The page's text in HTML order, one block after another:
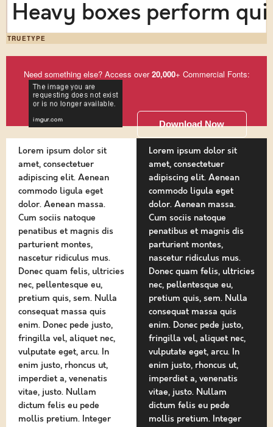
Heavy boxes perform
TRUETYPE
Need something else? Access over20,000+ Commercial Fonts:
Download Now
Lorem ipsum dolor sit
amet, consectetuer
adipiscing elit. Aenean
commodo ligula eget
dolor. Aenean massa.
Cum sociis natoque
penatibus et magnis dis
parturient montes,
nascetur ridiculus mus.
Donec quam felis, ultricies
nec, pellentesque eu,
pretium quis, sem. Nulla
consequat massa quis
enim. Donec pede justo,
fringilla vel, aliquet nec,
vulputate eget, arcu. In
enim justo, rhoncus ut,
imperdiet a, venenatis
vitae, justo. Nullam
dictum felis eu pede
mollis pretium. Integer
Lorem ipsum dolor sit
amet, consectetuer
adipiscing elit. Aenean
commodo ligula eget
dolor. Aenean massa.
Cum sociis natoque
penatibus et magnis dis
parturient montes,
nascetur ridiculus mus.
Donec quam felis, ultricies
nec, pellentesque eu,
pretium quis, sem. Nulla
consequat massa quis
enim. Donec pede justo,
fringilla vel, aliquet nec,
vulputate eget, arcu. In
enim justo, rhoncus ut,
imperdiet a, venenatis
vitae, justo. Nullam
dictum felis eu pede
mollis pretium. Integer